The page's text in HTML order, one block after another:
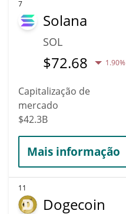
7
Solana
SOL
$72.68 1.90%
Capitalização de
mercado
$42.3B
Mais informação
11
Dogecoin